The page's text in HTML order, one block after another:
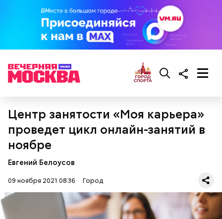
Центр занятости «Моя карьера»
проведет цикл онлайн-занятий в
ноябре
Евгений Белоусов
09 ноября 2021 08:36 Город